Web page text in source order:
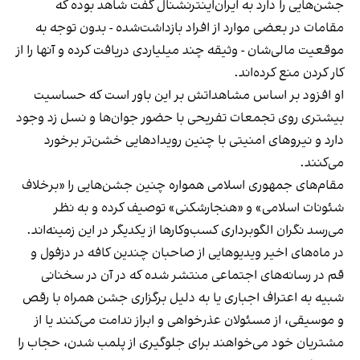
جشن‌هایی را دارد به ایران‌اینترنشنال گفت شاهد بوده که
مقامات در بعضی موارد از افراد بازداشت‌‌شده - بدون توجه به
موقعیت مالی‌شان - وثیقه چند میلیاردی دریافت کرده و آنها را از
کار کردن منع کرده‌اند.
او افزود بر اساس مشاهداتش بر این باور است که حساسیت
بیشتری روی تجمعات تفریحی با حضور جوان‌ها و نسل زد وجود
دارد و نیروهای امنیتی با چنین رویدادهایی خشن‌تر برخورد
می‌کنند.
مقام‌های جمهوری اسلامی همواره چنین جشن‌هایی را «برخلاف
شئونات اسلامی» و «هنجارشکنی» توصیف کرده و به نظر
می‌رسد نگران الگوبرداری کسب‌وکارها از یکدیگر در این زمینه‌اند.
در ماه‌های اخیر ویدیوهایی از صاحبان چندین کافه در دزفول و
قم در رسانه‌های اجتماعی منتشر شده که در آن در سخنانی
شبیه به اعتراف اجباری یا به دلیل برگزاری جشن همراه با رقص
و موسیقی، از مسئولان عذرخواهی و ابراز ندامت می‌کنند یا از
مشتریان خود می‌خواهند برای جلوگیری از پلمب شدن، حجاب را